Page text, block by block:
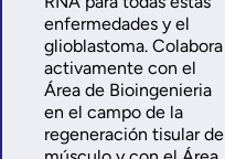
enfermedades y el
glioblastoma. Colabora
activamente con el
Área de Bioingenieria
en el campo de la
regeneración tisular de